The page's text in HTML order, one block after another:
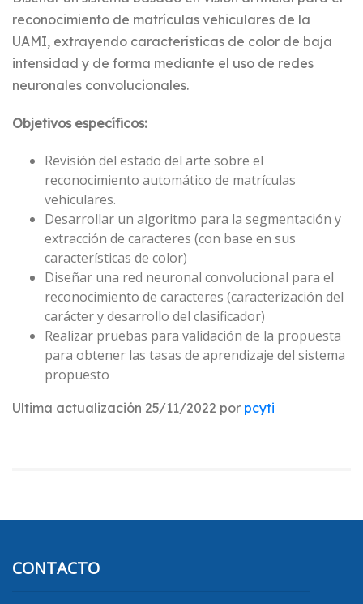
reconocimiento de matrículas vehiculares de la
UAMI, extrayendo características de color de baja
intensidad y de forma mediante el uso de redes
neuronales convolucionales.
Objetivos específicos:
Revisión del estado del arte sobre el
reconocimiento automático de matrículas
vehiculares.
Desarrollar un algoritmo para la segmentación y
extracción de caracteres (con base en sus
características de color)
Diseñar una red neuronal convolucional para el
reconocimiento de caracteres (caracterización del
carácter y desarrollo del clasificador)
Realizar pruebas para validación de la propuesta
para obtener las tasas de aprendizaje del sistema
propuesto
Ultima actualización 25/11/2022 por pcyti
CONTACTO